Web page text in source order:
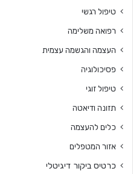
טיפול רגשי
רפואה משלימה
העצמה והגשמה עצמית
פסיכולוגיה
טיפול זוגי
תזונה ודיאטה
כלים להעצמה
אזור המטפלים
כרטיס ביקור דיגיטלי